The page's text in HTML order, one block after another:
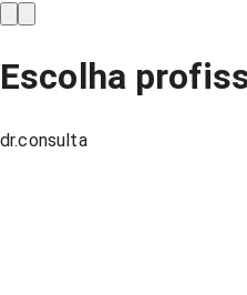
Escolha
dr.consulta